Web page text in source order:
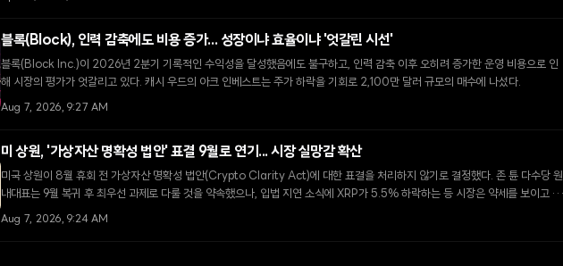
블록(Block), 인력 감축에도 비용 증가... 성장이냐 효율이냐 '엇갈린 시선'
블록(Block Inc.)이 2026년 2분기 기록적인 수익성을 달성했음에도 불구하고, 인력 감축 이후 오히려 증가한 운영 비용으로 인
해 시장의 평가가 엇갈리고 있다. 캐시 우드의 아크 인베스트는 주가 하락을 기회로 2,100만 달러 규모의 매수에 나섰다.
Aug 7, 2026, 9:27 AM
미 상원, '가상자산 명확성 법안' 표결 9월로 연기... 시장 실망감 확산
미국 상원이 8월 휴회 전 가상자산 명확성 법안(Crypto Clarity Act)에 대한 표결을 처리하지 않기로 결정했다. 존 튠 다수당 원
내대표는 9월 복귀 후 최우선 과제로 다룰 것을 약속했으나, 입법 지연 소식에 XRP가 5.5% 하락하는 등 시장은 약세를 보이고 있
다.
Aug 7, 2026, 9:24 AM